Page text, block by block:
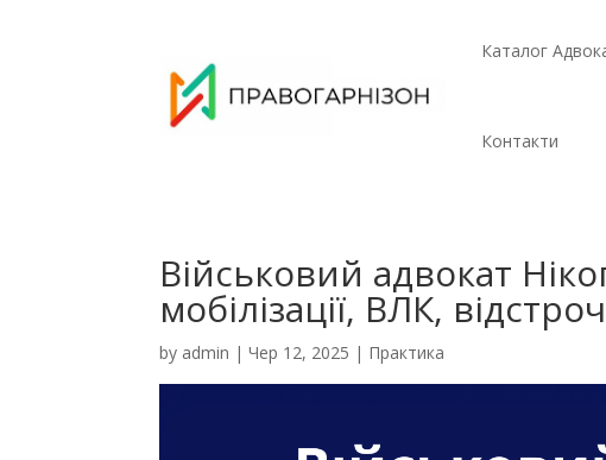
Каталог
Контакти
Військовий адвокат
мобілізації, ВЛК,
by admin |Чер 12, 2025 | Практика